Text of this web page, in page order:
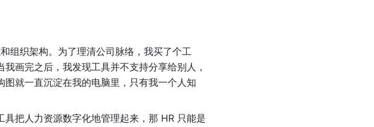
组织架构。为了理清公司脉络，我买了个工
画完之后，我发现工具并不支持分享给别人，
就一直沉淀在我的电脑里，只有我一个人知
把人力资源数字化地管理起来，那 HR 只能是